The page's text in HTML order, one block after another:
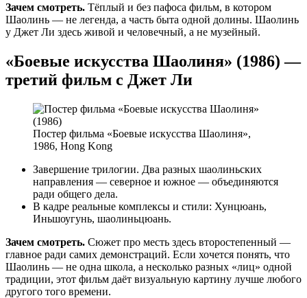
Зачем смотреть. Тёплый и без пафоса фильм, в котором
Шаолинь — не легенда, а часть быта одной долины. Шаолинь
у Джет Ли здесь живой и человечный, а не музейный.
«Боевые искусства Шаолиня» (1986) —
третий фильм с Джет Ли
Постер фильма «Боевые искусства Шаолиня»,
1986, Hong Kong
Завершение трилогии. Два разных шаолиньских
направления — северное и южное — объединяются
ради общего дела.
В кадре реальные комплексы и стили: Хунцюань,
Иньшоугунь, шаолиньцюань.
Зачем смотреть. Сюжет про месть здесь второстепенный —
главное ради самих демонстраций. Если хочется понять, что
Шаолинь — не одна школа, а несколько разных «лиц» одной
традиции, этот фильм даёт визуальную картину лучше любого
другого того времени.